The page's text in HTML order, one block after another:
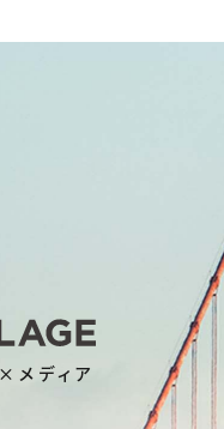
メディア